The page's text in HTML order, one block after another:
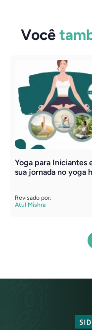
Você
Yoga para Iniciantes
sua jornada no yoga
Revisado por:
Atul Mishra